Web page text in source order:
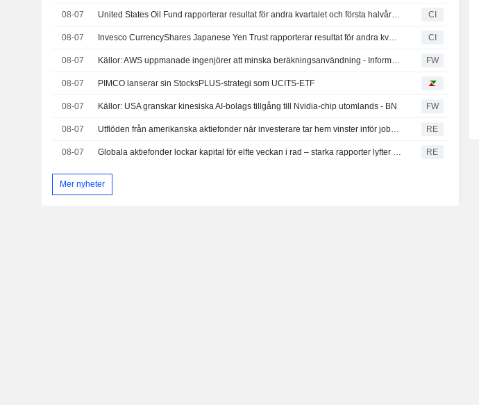
08-07 United States Oil Fund rapporterar resultat för andra kvartalet och första halvåret 2026 CI
08-07 Invesco CurrencyShares Japanese Yen Trust rapporterar resultat för andra kvartalet och första halvåret 2026 CI
08-07 Källor: AWS uppmanade ingenjörer att minska beräkningsanvändning - Information FW
08-07 PIMCO lanserar sin StocksPLUS-strategi som UCITS-ETF
08-07 Källor: USA granskar kinesiska AI-bolags tillgång till Nvidia-chip utomlands - BN FW
08-07 Utflöden från amerikanska aktiefonder när investerare tar hem vinster inför jobbsiffror RE
08-07 Globala aktiefonder lockar kapital för elfte veckan i rad – starka rapporter lyfter humöret RE
Mer nyheter